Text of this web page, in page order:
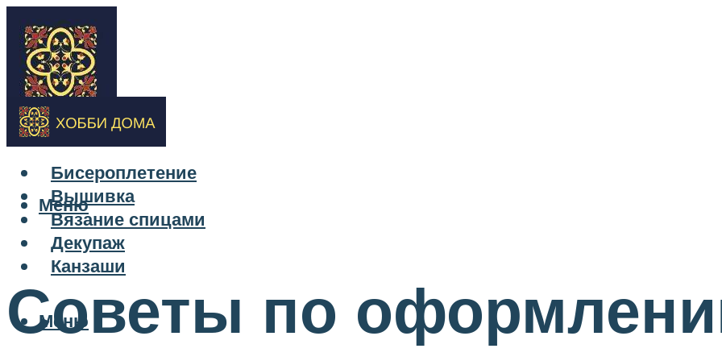
Бисероплетение
Вышивка
Вязание спицами
Декупаж
Канзаши
Меню
Меню
Советы по